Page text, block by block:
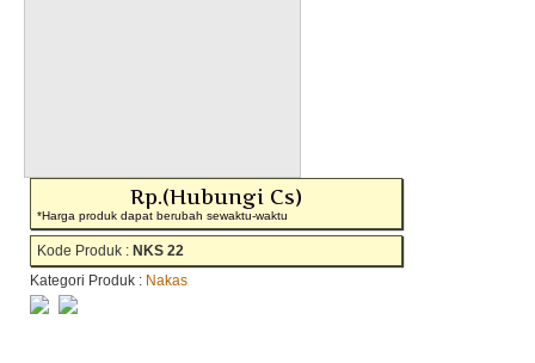
Rp.(Hubungi Cs)
*Harga produk dapat berubah sewaktu-waktu
Kode Produk : NKS 22
Kategori Produk : Nakas